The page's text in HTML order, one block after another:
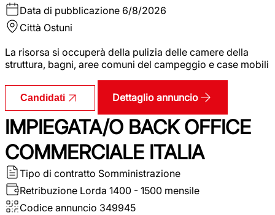
Data di pubblicazione 6/8/2026
Città Ostuni
La risorsa si occuperà della pulizia delle camere della
struttura, bagni, aree comuni del campeggio e case mobili
Candidati Dettaglio annuncio
IMPIEGATA/O BACK OFFICE
COMMERCIALE ITALIA
Tipo di contratto Somministrazione
Retribuzione Lorda 1400 - 1500 mensile
Codice annuncio 349945